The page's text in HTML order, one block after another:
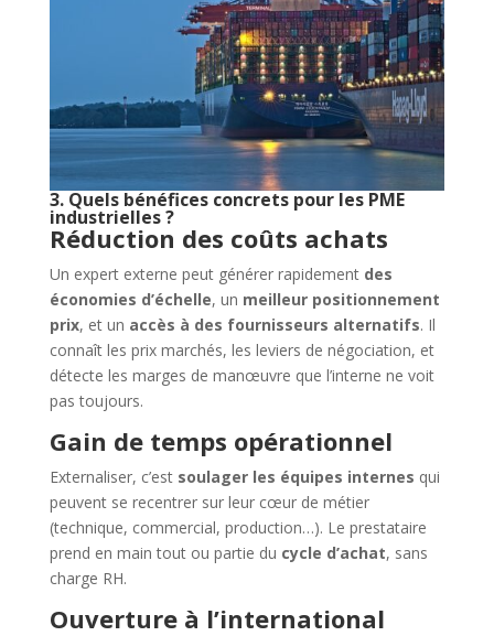
3. Quels bénéfices concrets pour les PME
industrielles ?
Réduction des coûts achats
Un expert externe peut générer rapidement des
économies d’échelle, un meilleur positionnement
prix, et un accès à des fournisseurs alternatifs. Il
connaît les prix marchés, les leviers de négociation, et
détecte les marges de manœuvre que l’interne ne voit
pas toujours.
Gain de temps opérationnel
Externaliser, c’est soulager les équipes internes qui
peuvent se recentrer sur leur cœur de métier
(technique, commercial, production…). Le prestataire
prend en main tout ou partie du cycle d’achat, sans
charge RH.
Ouverture à l’international